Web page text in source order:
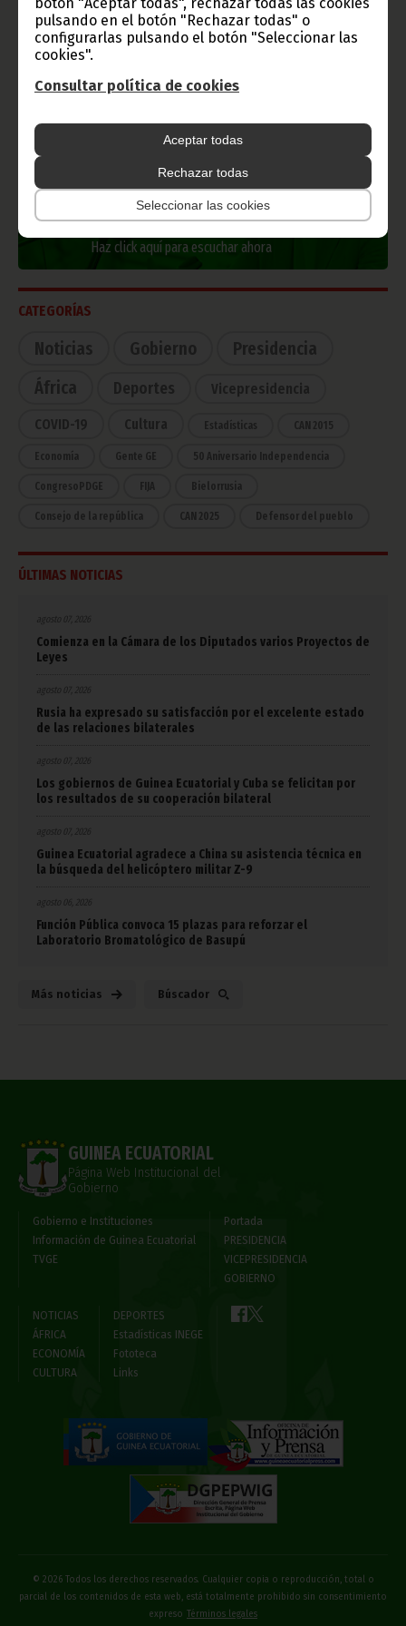
pulsando en el botón "Rechazar todas" o
configurarlas pulsando el botón "Seleccionar las
cookies".
Consultar política de cookies
Aceptar todas
Rechazar todas
Seleccionar las cookies
Información de Guinea Ecuatorial
TVGE
Radio Nacional de Guinea
Ecuatorial
Haz click aquí para escuchar ahora
CATEGORÍAS
Noticias Gobierno
Presidencia
África
Deportes Vicepresidencia
COVID-19 Cultura Estadísticas CAN 2015
Economía Gente GE 50 Aniversario Independencia
CongresoPDGE FIJA Bielorrusia
Consejo de la república CAN 2025 Defensor del pueblo
ÚLTIMAS NOTICIAS
agosto 07, 2026
Comienza en la Cámara de los Diputados varios Proyectos de
Leyes
agosto 07, 2026
Rusia ha expresado su satisfacción por el excelente estado
de las relaciones bilaterales
agosto 07, 2026
Los gobiernos de Guinea Ecuatorial y Cuba se felicitan por
los resultados de su cooperación bilateral
agosto 07, 2026
Guinea Ecuatorial agradece a China su asistencia técnica en
la búsqueda del helicóptero militar Z-9
agosto 06, 2026
Función Pública convoca 15 plazas para reforzar el
Laboratorio Bromatológico de Basupú
Más noticias Búscador
GUINEA ECUATORIAL
Página Web Institucional del
Gobierno
Gobierno e Instituciones
Información de Guinea Ecuatorial
TVGE
Portada
PRESIDENCIA
VICEPRESIDENCIA
GOBIERNO
NOTICIAS
ÁFRICA
ECONOMÍA
CULTURA
DEPORTES
Estadísticas INEGE
Fototeca
Links
© 2026 Todos los derechos reservados. Cualquier copia o reproducción, total o
parcial de los contenidos de esta web, está totalmente prohibido sin consentimiento
expreso
Términos legales